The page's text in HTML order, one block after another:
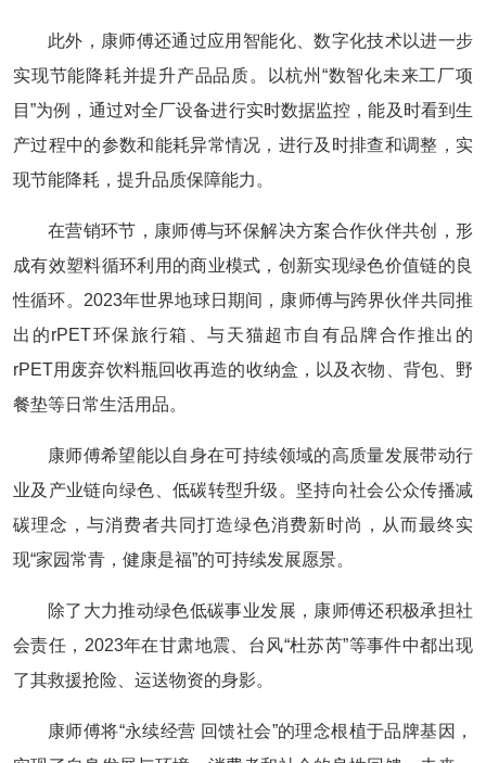
此外，康师傅还通过应用智能化、数字化技术以进一步
实现节能降耗并提升产品品质。以杭州“数智化未来工厂项
目”为例，通过对全厂设备进行实时数据监控，能及时看到生
产过程中的参数和能耗异常情况，进行及时排查和调整，实
现节能降耗，提升品质保障能力。
在营销环节，康师傅与环保解决方案合作伙伴共创，形
成有效塑料循环利用的商业模式，创新实现绿色价值链的良
性循环。2023年世界地球日期间，康师傅与跨界伙伴共同推
出的rPET环保旅行箱、与天猫超市自有品牌合作推出的
rPET用废弃饮料瓶回收再造的收纳盒，以及衣物、背包、野
餐垫等日常生活用品。
康师傅希望能以自身在可持续领域的高质量发展带动行
业及产业链向绿色、低碳转型升级。坚持向社会公众传播减
碳理念，与消费者共同打造绿色消费新时尚，从而最终实
现“家园常青，健康是福”的可持续发展愿景。
除了大力推动绿色低碳事业发展，康师傅还积极承担社
会责任，2023年在甘肃地震、台风“杜苏芮”等事件中都出现
了其救援抢险、运送物资的身影。
康师傅将“永续经营 回馈社会”的理念根植于品牌基因，